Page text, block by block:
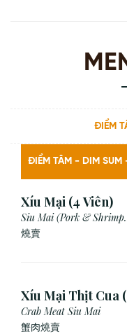
ĐIỂM
ĐIỂM TÂM - DIM SUM
Xíu Mại (4 Viên)
Siu Mai (Pork & Shrimp
Dumpling)
燒賣
Xíu Mại Thịt Cua
Viên)
Crab Meat Siu Mai
蟹肉燒賣